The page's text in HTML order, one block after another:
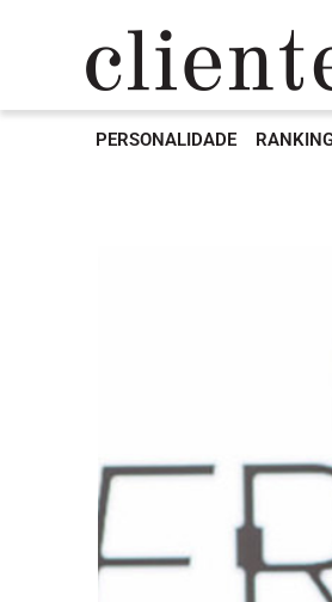
PERSONALIDADE